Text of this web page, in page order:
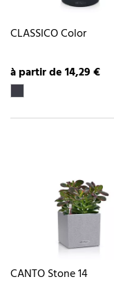
CLASSICO Color
à partir de 14,29 €
CANTO Stone 14